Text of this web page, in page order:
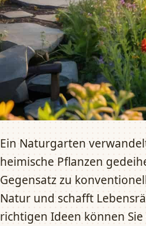
Ein Naturgarten
heimische Pflanzen
Gegensatz zu
Natur und schafft
richtigen Ideen können